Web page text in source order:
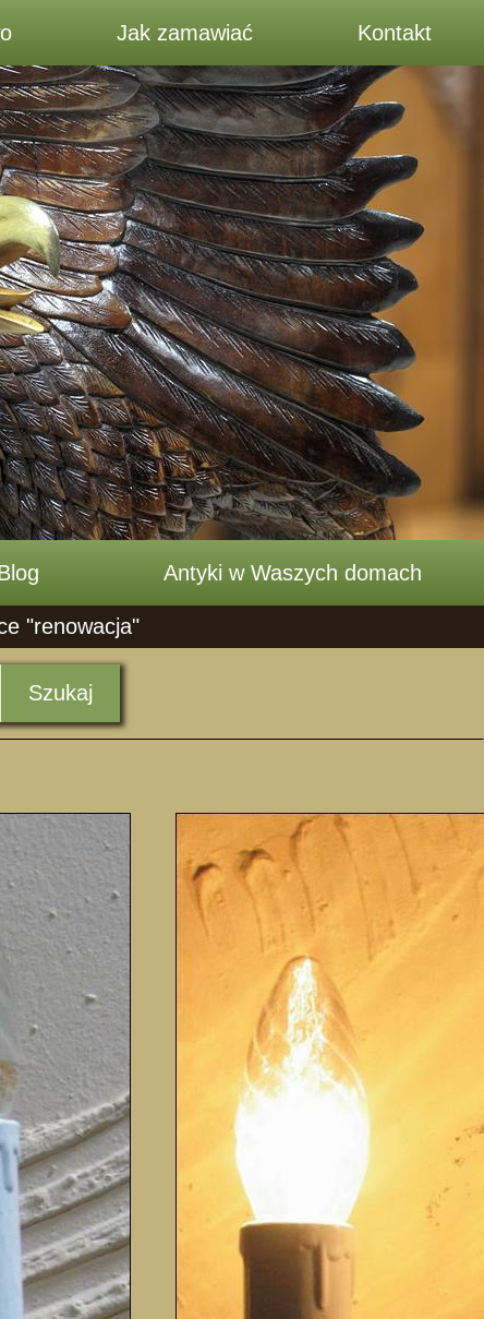
Jak zamawiać Kontakt
Antyki w Waszych domach
"renowacja"
Szukaj